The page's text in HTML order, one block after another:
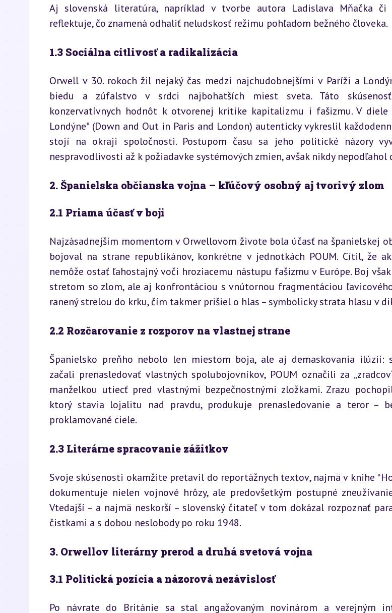
Aj slovenská literatúra, napríklad v tvorbe autora Ladislava Mňačka či
reflektuje, čo znamená odhaliť neludskosť režimu pohľadom bežného človeka.
1.3 Sociálna citlivosť a radikalizácia
Orwell v 30. rokoch žil nejaký čas medzi najchudobnejšími v Paríži a
biedu a zúfalstvo v srdci najbohatších miest sveta. Táto
konzervatívnych hodnôt k otvorenej kritike kapitalizmu i fašizmu. V
Londýne* (Down and Out in Paris and London) autenticky vykreslil
stojí na okraji spoločnosti. Postupom času sa jeho politické názory
nespravodlivosti až k požiadavke systémových zmien, avšak nikdy nepodľahol
2. Španielska občianska vojna – kľúčový osobný aj tvorivý zlom
2.1 Priama účasť v boji
Najzásadnejším momentom v Orwellovom živote bola účasť na španielskej
bojoval na strane republikánov, konkrétne v jednotkách POUM. Cítil, že
nemôže ostať ľahostajný voči hroziacemu nástupu fašizmu v Európe. Boj
stretom so zlom, ale aj konfrontáciou s vnútornou fragmentáciou
ranený strelou do krku, čím takmer prišiel o hlas – symbolicky strata hlasu v
2.2 Rozčarovanie z rozporov na vlastnej strane
Španielsko preňho nebolo len miestom boja, ale aj demaskovania ilúzií:
začali prenasledovať vlastných spolubojovníkov, POUM označili za
manželkou utiecť pred vlastnými bezpečnostnými zložkami. Zrazu
ktorý stavia lojalitu nad pravdu, produkuje prenasledovanie a teror –
proklamované ciele.
2.3 Literárne spracovanie zážitkov
Svoje skúsenosti okamžite pretavil do reportážnych textov, najmä v knihe
dokumentuje nielen vojnové hrôzy, ale predovšetkým postupné
Vtedajší – a najmä neskorší – slovenský čitateľ v tom dokázal rozpoznať
čistkami a s dobou neslobody po roku 1948.
3. Orwellov literárny prerod a druhá svetová vojna
3.1 Politická pozícia a názorová nezávislosť
Po návrate do Británie sa stal angažovaným novinárom a verejným